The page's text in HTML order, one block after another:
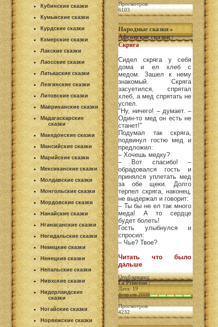
Кубинские сказки
Кумыкские сказки
Курдские сказки
Кхмерские сказки
Лакские сказки
Лаосские сказки
Латышские сказки
Лезгинские сказки
Литовские сказки
Мавриканские сказки
Мадагаскарские
сказки
Македонские сказки
Мансийские сказки
Марийские сказки
Мексиканские сказки
Молдавские сказки
Монгольские сказки
Мордовские сказки
Нанайские сказки
Нганасанские сказки
Негидальские сказки
Немецкие сказки
Ненецкие сказки
Непальские сказки
Нивхские сказки
Нидерландские
сказки
Ногайские сказки
Норвежские сказки
Просмотров:
6103
Народные сказки »
Афганские сказки:
Скряга
Сидел скряга у себя
дома и ел хлеб с
медом. Зашел к нему
знакомый. Скряга
засуетился, спрятал
хлеб, а мед спрятать не
успел.
"Ну, ничего! – думает. –
Один-то мед он есть не
станет!"
Подумал так скряга,
подвинул гостю мед и
предложил:
– Хочешь медку?
– Вот спасибо! –
обрадовался гость и
принялся уплетать мед
за обе щеки. Долго
терпел скряга, наконец,
не выдержал и говорит:
– Ты бы не ел так много
меда! А то сердце
будет болеть!
Гость улыбнулся и
спросил:
– Чье? Твое?
Читать что было
дальше
Опубликовал:
La Princesse|
Дата: 19
февраля 2009
|
Просмотров:
4232